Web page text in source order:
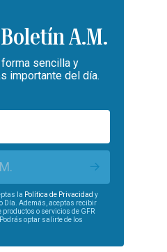
Boletín A.M.
sencilla y
importante del día.
la Política de Privacidad y
Día. Además, aceptas recibir
o servicios de GFR
optar salirte de los